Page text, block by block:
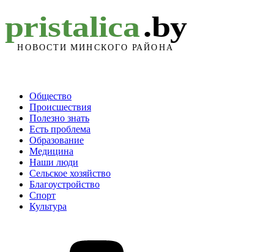
Общество
Происшествия
Полезно знать
Есть проблема
Образование
Медицина
Наши люди
Сельское хозяйство
Благоустройство
Спорт
Культура